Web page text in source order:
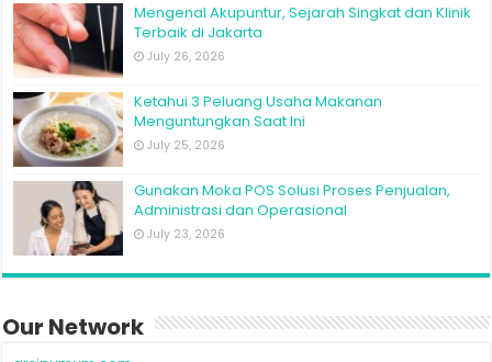
Mengenal Akupuntur, Sejarah Singkat dan Klinik
Terbaik di Jakarta
July 26, 2026
Ketahui 3 Peluang Usaha Makanan
Menguntungkan Saat Ini
July 25, 2026
Gunakan Moka POS Solusi Proses Penjualan,
Administrasi dan Operasional
July 23, 2026
Our Network